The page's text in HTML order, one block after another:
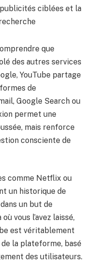
ciblées et la
que
des autres services
YouTube partage
de
Google Search ou
permet une
mais renforce
consciente de
comme Netflix ou
un historique de
un but de
vous l’avez laissé,
est véritablement
la plateforme, basé
des utilisateurs.